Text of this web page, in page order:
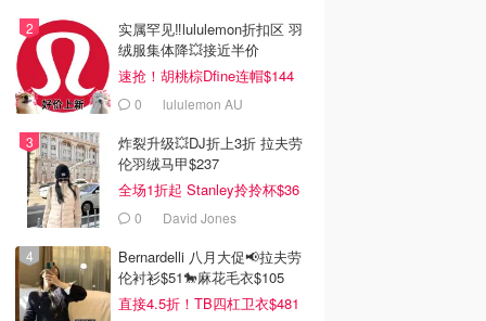
实属罕见‼️lululemon折扣区 羽
绒服集体降💥接近半价
速抢！胡桃棕Dfine连帽$144
0 lululemon AU
炸裂升级💥DJ折上3折 拉夫劳
伦羽绒马甲$237
全场1折起 Stanley拎拎杯$36
0 David Jones
Bernardelli 八月大促📢拉夫劳
伦衬衫$51🐎麻花毛衣$105
直接4.5折！TB四杠卫衣$481